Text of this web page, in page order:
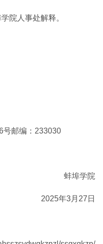
院人事处解释。
号邮编：233030
蚌埠学院
2025年3月27日